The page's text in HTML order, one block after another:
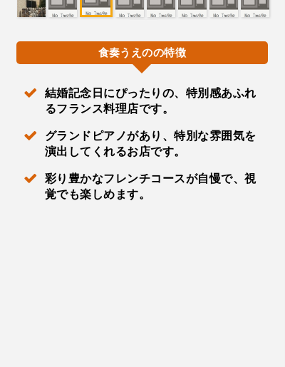
食奏うえのの特徴
結婚記念日にぴったりの、特別感あふれ
るフランス料理店です。
グランドピアノがあり、特別な雰囲気を
演出してくれるお店です。
彩り豊かなフレンチコースが自慢で、視
覚でも楽しめます。